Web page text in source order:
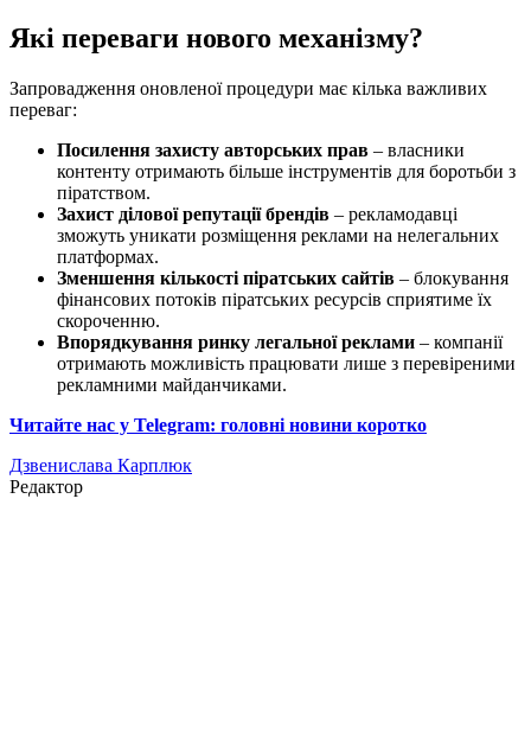
Які переваги нового механізму?
Запровадження оновленої процедури має кілька важливих
переваг:
Посилення захисту авторських прав – власники
контенту отримають більше інструментів для боротьби з
піратством.
Захист ділової репутації брендів – рекламодавці
зможуть уникати розміщення реклами на нелегальних
платформах.
Зменшення кількості піратських сайтів – блокування
фінансових потоків піратських ресурсів сприятиме їх
скороченню.
Впорядкування ринку легальної реклами – компанії
отримають можливість працювати лише з перевіреними
рекламними майданчиками.
Читайте нас у Telegram: головні новини коротко
Дзвенислава Карплюк
Редактор